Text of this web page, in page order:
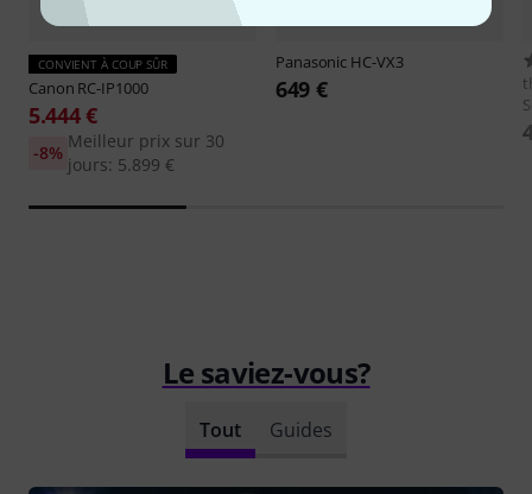
CONVIENT À COUP SÛR
Canon RC-IP1000
5.444 €
Meilleur prix sur 30
jours: 5.899 €
-8%
Panasonic HC-VX3
649 €
Le saviez-vous?
Tout Guides